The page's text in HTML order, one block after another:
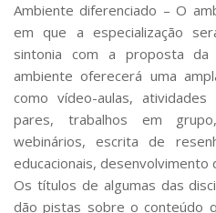
Ambiente diferenciado –O
em que a especialização
sintonia com a proposta da
ambiente oferecerá uma
como vídeo-aulas,
pares, trabalhos em
webinários, escrita de
educacionais,
Os títulos de algumas das
dão pistas sobre o conteúdo